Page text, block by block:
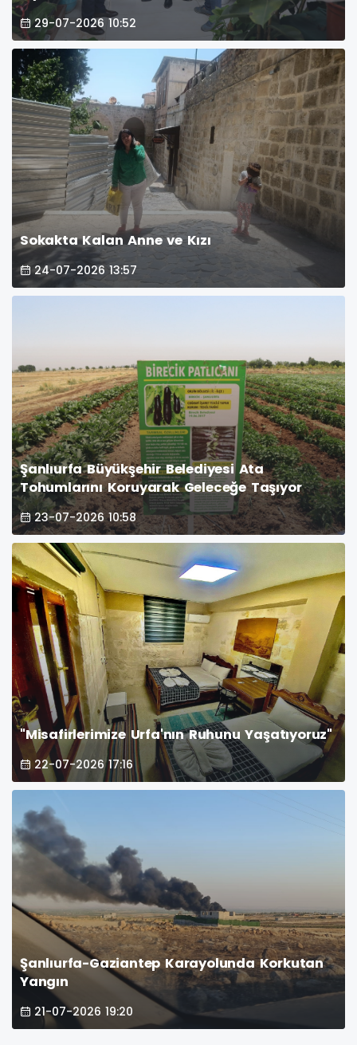
29-07-2026 10:52
Sokakta Kalan Anne ve Kızı
24-07-2026 13:57
Şanlıurfa Büyükşehir Belediyesi Ata
Tohumlarını Koruyarak Geleceğe Taşıyor
23-07-2026 10:58
"Misafirlerimize Urfa'nın Ruhunu Yaşatıyoruz"
22-07-2026 17:16
Şanlıurfa-Gaziantep Karayolunda Korkutan
Yangın
21-07-2026 19:20